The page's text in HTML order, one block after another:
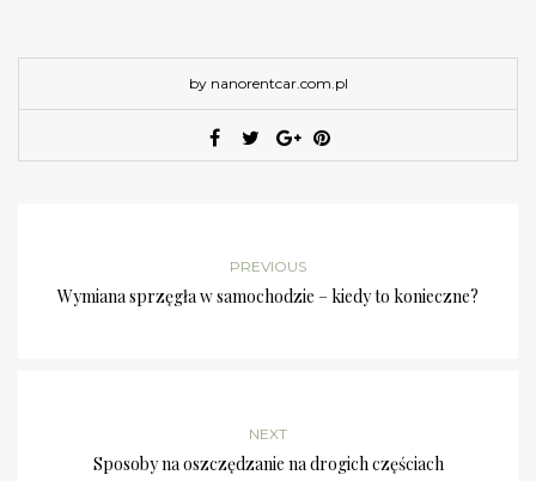
by nanorentcar.com.pl
PREVIOUS
Wymiana sprzęgła w samochodzie – kiedy to konieczne?
NEXT
Sposoby na oszczędzanie na drogich częściach